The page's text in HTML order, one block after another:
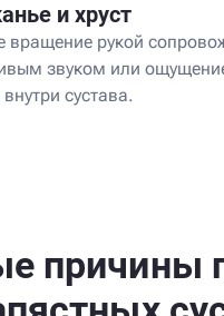
и хруст
вращение рукой
звуком или
сустава.
причины